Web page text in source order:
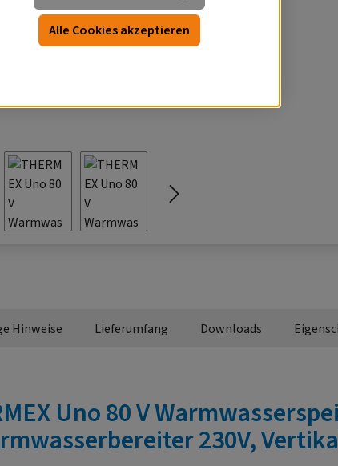
Hinweise Lieferumfang Downloads
Uno 80 V
230V,
Alle Cookies akzeptieren